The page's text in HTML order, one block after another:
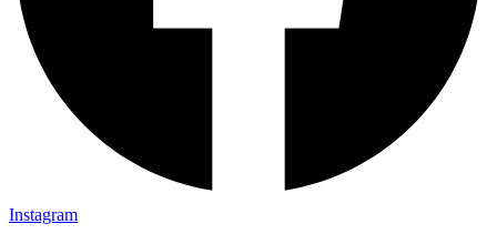
Instagram